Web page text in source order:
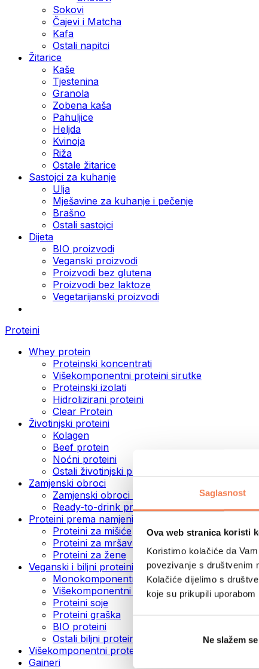
Saglasnost
Ova web stranica koristi
Koristimo kolačiće da
povezivanje s društvenim
Kolačiće dijelimo s
koje su prikupili
Ne slažem se
Sokovi
Čajevi i Matcha
Kafa
Ostali napitci
Žitarice
Kaše
Tjestenina
Granola
Zobena kaša
Pahuljice
Heljda
Kvinoja
Riža
Ostale žitarice
Sastojci za kuhanje
Ulja
Mješavine za kuhanje i pečenje
Brašno
Ostali sastojci
Dijeta
BIO proizvodi
Veganski proizvodi
Proizvodi bez glutena
Proizvodi bez laktoze
Vegetarijanski proizvodi
Proteini
Whey protein
Proteinski koncentrati
Višekomponentni proteini sirutke
Proteinski izolati
Hidrolizirani proteini
Clear Protein
Životinjski proteini
Kolagen
Beef protein
Noćni proteini
Ostali životinjski proteini
Zamjenski obroci
Zamjenski obroci u prahu
Ready-to-drink proteinski napici
Proteini prema namjeni
Proteini za mišiće
Proteini za mršavljenje
Proteini za žene
Veganski i biljni proteini
Monokomponentni veganski proteini
Višekomponentni veganski proteini
Proteini soje
Proteini graška
BIO proteini
Ostali biljni proteini
Višekomponentni protein
Gaineri